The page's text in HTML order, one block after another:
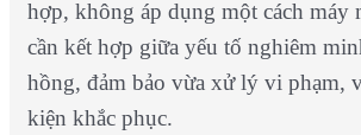
hợp, không áp dụng một cách
cần kết hợp giữa yếu tố nghiêm
hồng, đảm bảo vừa xử lý vi phạm,
kiện khắc phục.